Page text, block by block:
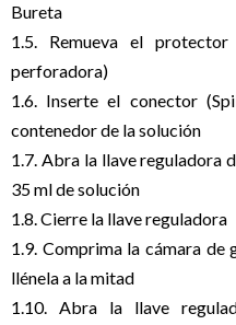
Bureta
1.5. Remueva el
perforadora)
1.6. Inserte el conector
contenedor de la solución
1.7. Abra la llave reguladora
35 ml de solución
1.8. Cierre la llave reguladora
1.9. Comprima la cámara de
llénela a la mitad
1.10. Abra la llave